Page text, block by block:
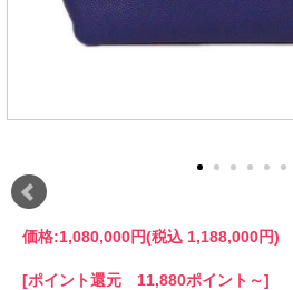
価格:1,080,000円(税込 1,188,000円)
[ポイント還元 11,880ポイント～]